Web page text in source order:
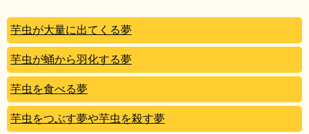
芋虫が大量に出てくる夢
芋虫が蛹から羽化する夢
芋虫を食べる夢
芋虫をつぶす夢や芋虫を殺す夢